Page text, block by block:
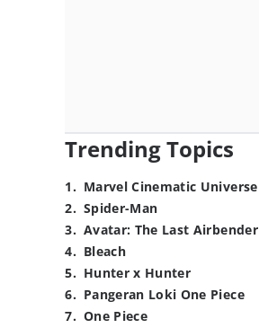
Trending Topics
1. Marvel Cinematic Universe
2. Spider-Man
3. Avatar: The Last Airbender
4. Bleach
5. Hunter x Hunter
6. Pangeran Loki One Piece
7. One Piece